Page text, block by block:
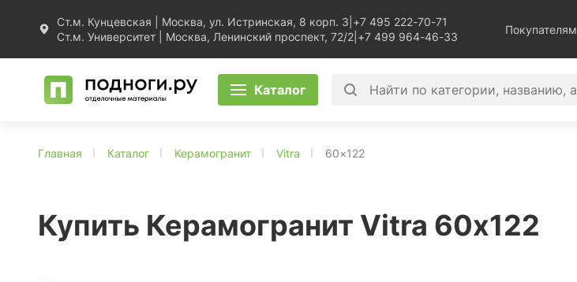
Ст.м. Кунцевская | Москва, ул. Истринская, 8 корп. 3 +7 495 222-70-71
Ст.м. Университет | Москва, Ленинский проспект, 72/2 +7 499 964-46-33
Покупателям
Каталог
Главная Каталог Керамогранит Vitra 60×122
Купить Керамогранит Vitra 60x122